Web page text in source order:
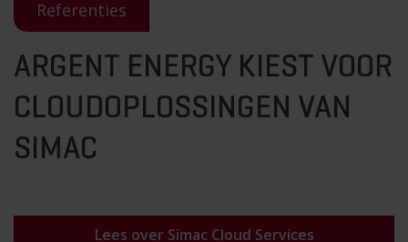
Referenties
ARGENT ENERGY KIEST VOOR
CLOUDOPLOSSINGEN VAN
SIMAC
Lees over Simac Cloud Services